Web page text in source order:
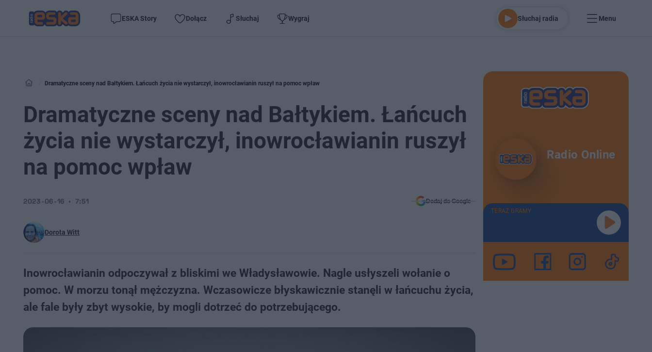
ESKA Story Dołącz Słuchaj Wygraj Słuchaj radia Menu
Dramatyczne sceny nad Bałtykiem. Łańcuch życia nie wystarczył, inowrocławianin ruszył na pomoc wpław
Dramatyczne sceny nad Bałtykiem. Łańcuch
życia nie wystarczył, inowrocławianin ruszył
na pomoc wpław
Dorota Witt
2023-06-16 7:51 Dodaj do Google
Inowrocławianin odpoczywał z bliskimi we Władysławowie. Nagle usłyszeli wołanie o
pomoc. W morzu tonął mężczyzna. Wczasowicze błyskawicznie stanęli w łańcuchu życia,
ale fale były zbyt wysokie, by mogli dotrzeć do potrzebującego.
Radio Online
TERAZ GRAMY